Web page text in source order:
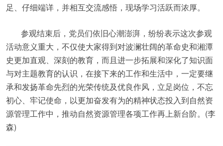
足、仔细端详，并相互交流感悟，现场学习活跃而浓厚。
参观结束后，党员们依旧心潮澎湃，纷纷表示这次参观
活动意义重大，不仅使大家得到对波澜壮阔的革命史和湘潭
史更加直观、深刻的教育，而且进一步拓展和深化了知识面
与对主题教育的认识，在接下来的工作和生活中，一定要继
承和发扬革命先烈的光荣传统及优良作风，立足岗位，不忘
初心、牢记使命，以更加奋发有为的精神状态投入到自然资
源管理工作中，推动自然资源管理各项工作再上新台阶。(李
森)